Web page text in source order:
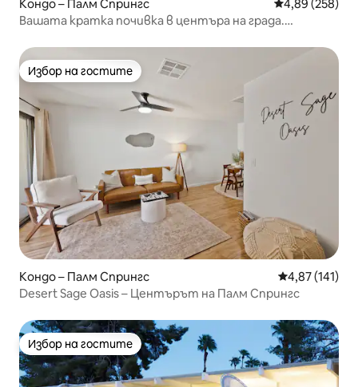
Кондо – Палм Спрингс Средна
4,89 (258)
Вашата кратка почивка в центъра на града.
Избор на гостите
Избор на гостите
Кондо – Палм Спрингс Средна
4,87 (141)
Desert Sage Oasis – Центърът на Палм Спрингс
Избор на гостите
Избор на гостите